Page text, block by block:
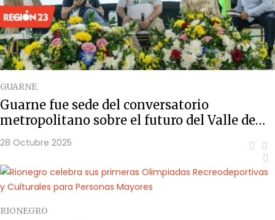
GUARNE
Guarne fue sede del conversatorio
metropolitano sobre el futuro del Valle de
San Nicolás
28 Octubre 2025
RIONEGRO